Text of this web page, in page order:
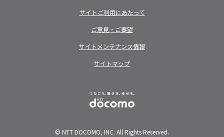
サイトご利用にあたって
ご意見・ご要望
サイトメンテナンス情報
サイトマップ
© NTT DOCOMO, INC. All Rights Reserved.